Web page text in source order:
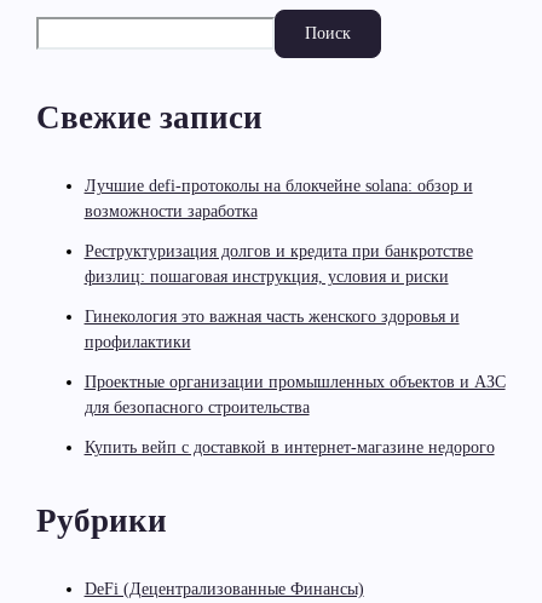
Поиск
Свежие записи
Лучшие defi-протоколы на блокчейне solana: обзор и
возможности заработка
Реструктуризация долгов и кредита при банкротстве
физлиц: пошаговая инструкция, условия и риски
Гинекология это важная часть женского здоровья и
профилактики
Проектные организации промышленных объектов и АЗС
для безопасного строительства
Купить вейп с доставкой в интернет-магазине недорого
Рубрики
DeFi (Децентрализованные Финансы)